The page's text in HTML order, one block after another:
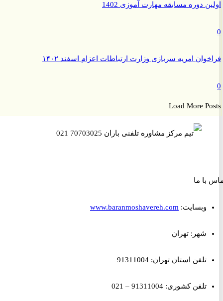
دوره مسابقه مهارت آموزی 1402
امریه سربازی وزارت ارتباطات اعزام اسفند ۱۴۰۲
Load More
ما
وبسایت:www.baranmoshavereh.com
شهر: تهران
تلفن استان تهران: 91311004
تلفن کشوری: 91311004 – 021